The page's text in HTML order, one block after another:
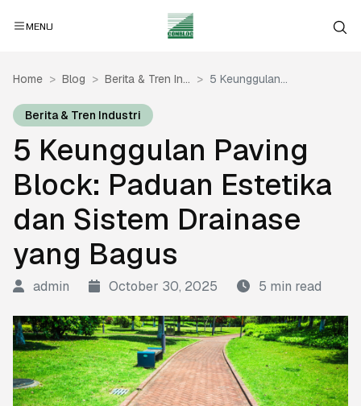
MENU
Home Blog Berita & Tren In... 5 Keunggulan...
Berita & Tren Industri
5 Keunggulan Paving
Block: Paduan Estetika
dan Sistem Drainase
yang Bagus
admin October 30, 2025 5 min read